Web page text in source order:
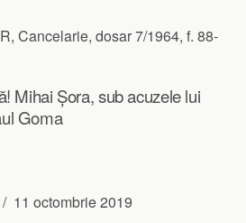
Cancelarie, dosar 7/1964, f. 88-
Mihai Șora, sub acuzele lui
Goma
/ 11 octombrie 2019